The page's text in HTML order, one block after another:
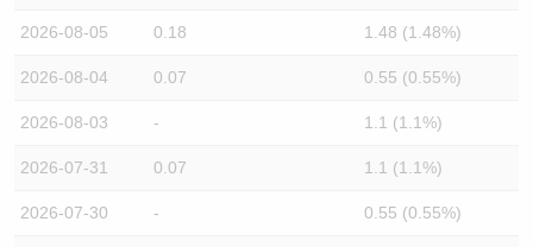
2026-08-05 0.18 1.48 (1.48%)
2026-08-04 0.07 0.55 (0.55%)
2026-08-03 - 1.1 (1.1%)
2026-07-31 0.07 1.1 (1.1%)
2026-07-30 - 0.55 (0.55%)